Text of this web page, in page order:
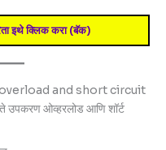
इथे क्लिक करा (बॅक)
and short circuit
ओव्हरलोड आणि शॉर्ट